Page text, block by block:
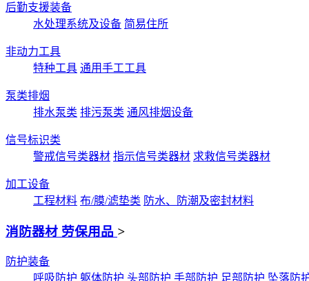
后勤支援装备
水处理系统及设备 简易住所
非动力工具
特种工具 通用手工工具
泵类排烟
排水泵类 排污泵类 通风排烟设备
信号标识类
警戒信号类器材 指示信号类器材 求救信号类器材
加工设备
工程材料 布/膜/滤垫类 防水、防潮及密封材料
消防器材 劳保用品 >
防护装备
呼吸防护 躯体防护 头部防护 手部防护 足部防护 坠落防